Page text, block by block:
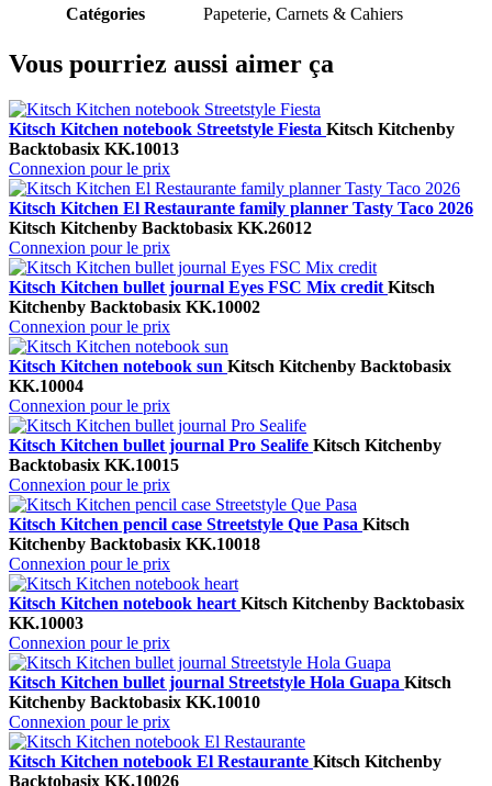
Catégories
Papeterie, Carnets & Cahiers
Vous pourriez aussi aimer ça
Kitsch Kitchen notebook Streetstyle Fiesta Kitsch Kitchenby
Backtobasix KK.10013
Connexion pour le prix
Kitsch Kitchen El Restaurante family planner Tasty Taco 2026
Kitsch Kitchenby Backtobasix KK.26012
Connexion pour le prix
Kitsch Kitchen bullet journal Eyes FSC Mix creditKitsch
Kitchenby Backtobasix KK.10002
Connexion pour le prix
Kitsch Kitchen notebook sun Kitsch Kitchenby Backtobasix
KK.10004
Connexion pour le prix
Kitsch Kitchen bullet journal Pro Sealife Kitsch Kitchenby
Backtobasix KK.10015
Connexion pour le prix
Kitsch Kitchen pencil case Streetstyle Que Pasa Kitsch
Kitchenby Backtobasix KK.10018
Connexion pour le prix
Kitsch Kitchen notebook heartKitsch Kitchenby Backtobasix
KK.10003
Connexion pour le prix
Kitsch Kitchen bullet journal Streetstyle Hola Guapa Kitsch
Kitchenby Backtobasix KK.10010
Connexion pour le prix
Kitsch Kitchen notebook El Restaurante Kitsch Kitchenby
Backtobasix KK.10026